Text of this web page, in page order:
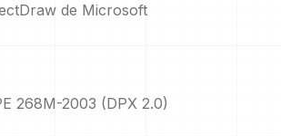
de Microsoft
268M-2003 (DPX 2.0)